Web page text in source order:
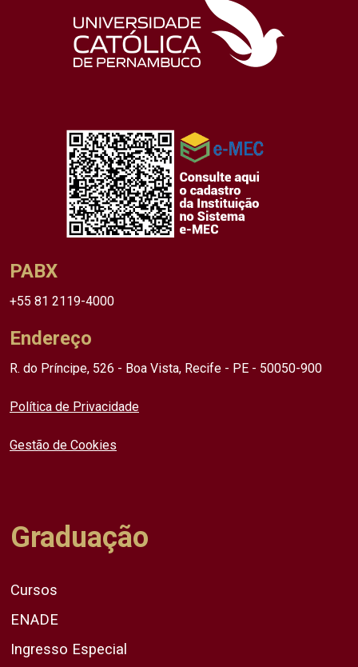
PABX
+55 81 2119-4000
Endereço
R. do Príncipe, 526 - Boa Vista, Recife - PE - 50050-900
Política de Privacidade
Gestão de Cookies
Graduação
Cursos
ENADE
Ingresso Especial